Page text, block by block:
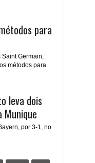
para
Saint Germain,
métodos para
leva dois
Munique
por 3-1, no